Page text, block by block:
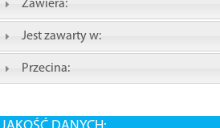
Zawiera:
Jest zawarty w:
Przecina: